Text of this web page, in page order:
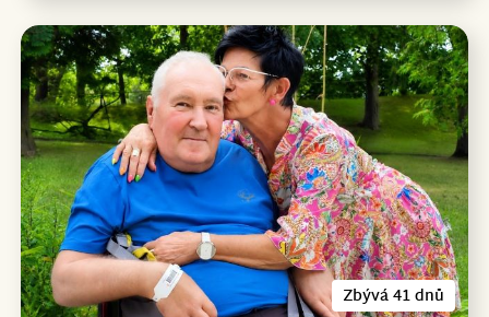
Zbývá 41 dnů